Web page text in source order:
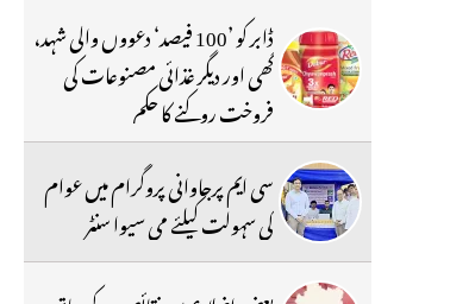
ڈابر کو ’100 فیصد‘ دعووں والی شہد،
گھی اور دیگر غذائی مصنوعات کی
فروخت روکنے کا حکم
سی ایم پرجاوانی پروگرام میں عوام
کی سہولت کیلئے می سیوا سنٹر